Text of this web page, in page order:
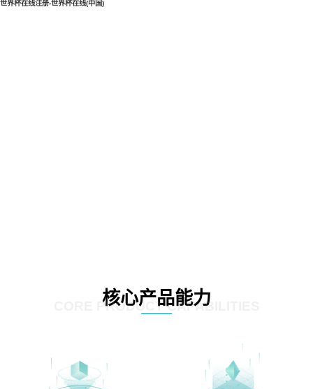
世界杯在线注册-世界杯在线(中国)
核心产品能力
CORE PRODUCT CAPABILITIES